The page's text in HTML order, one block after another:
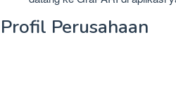
Profil Perusahaan